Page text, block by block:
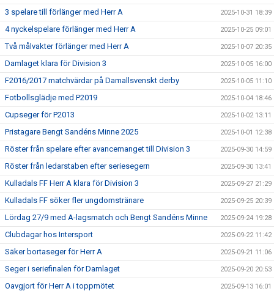
3 spelare till förlänger med Herr A 2025-10-31 18:39
4 nyckelspelare förlänger med Herr A 2025-10-25 09:01
Två målvakter förlänger med Herr A 2025-10-07 20:35
Damlaget klara för Division 3 2025-10-05 16:00
F2016/2017 matchvärdar på Damallsvenskt derby 2025-10-05 11:10
Fotbollsglädje med P2019 2025-10-04 18:46
Cupseger för P2013 2025-10-02 13:11
Pristagare Bengt Sandéns Minne 2025 2025-10-01 12:38
Röster från spelare efter avancemanget till Division 3 2025-09-30 14:59
Röster från ledarstaben efter seriesegern 2025-09-30 13:41
Kulladals FF Herr A klara för Division 3 2025-09-27 21:29
Kulladals FF söker fler ungdomstränare 2025-09-25 20:39
Lördag 27/9 med A-lagsmatch och Bengt Sandéns Minne 2025-09-24 19:28
Clubdagar hos Intersport 2025-09-22 11:42
Säker bortaseger för Herr A 2025-09-21 11:06
Seger i seriefinalen för Damlaget 2025-09-20 20:53
Oavgjort för Herr A i toppmötet 2025-09-13 16:01